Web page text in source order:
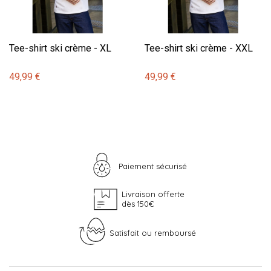
Tee-shirt ski crème - XL
49,99 €
Tee-shirt ski crème - XXL
49,99 €
Paiement sécurisé
Livraison offerte
dès 150€
Satisfait ou remboursé